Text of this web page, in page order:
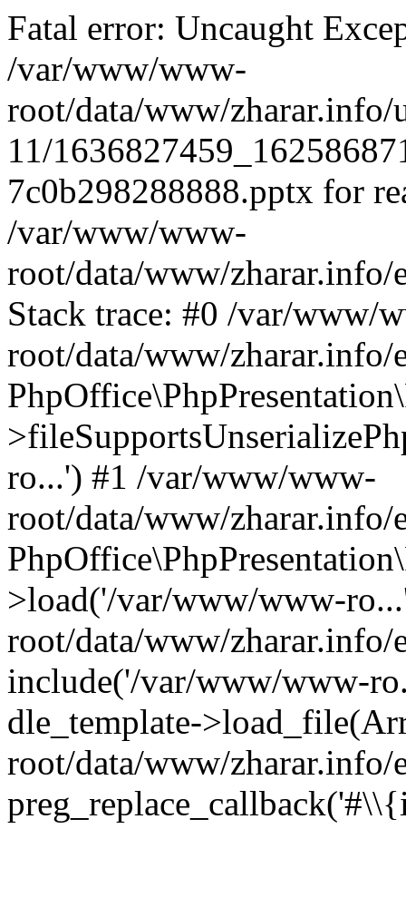
Fatal error: Uncaught
/var/www/www-
root/data/www/
11/
7c0b298288888.pptx for
/var/www/www-
root/data/www/zharar.info/
Stack trace: #0 /var/www/
root/data/www/zharar.info/
ro...') #1 /var/www/www-
root/data/www/
>load('/var/www/www-
root/data/www/zharar.info/
include('/var/www/www-
dle_template-
root/data/www/zharar.info/